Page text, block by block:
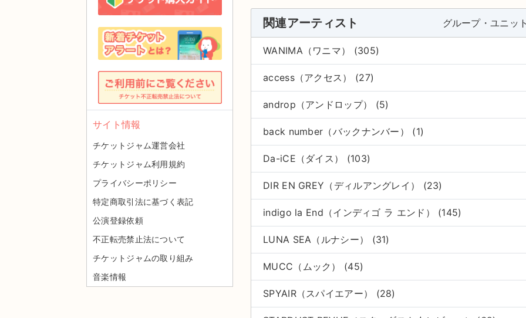
関連アーティスト グループ・ユニッ
WANIMA（ワニマ） (305)
access（アクセス） (27)
androp（アンドロップ） (5)
back number（バックナンバー） (1)
Da-iCE（ダイス） (103)
DIR EN GREY（ディルアングレイ） (23)
indigo la End（インディゴ ラ エンド） (145)
LUNA SEA（ルナシー） (31)
MUCC（ムック） (45)
SPYAIR（スパイエアー） (28)
サイト情報
チケットジャム運営会社
チケットジャム利用規約
プライバシーポリシー
特定商取引法に基づく表記
公演登録依頼
不正転売禁止法について
チケットジャムの取り組み
音楽情報